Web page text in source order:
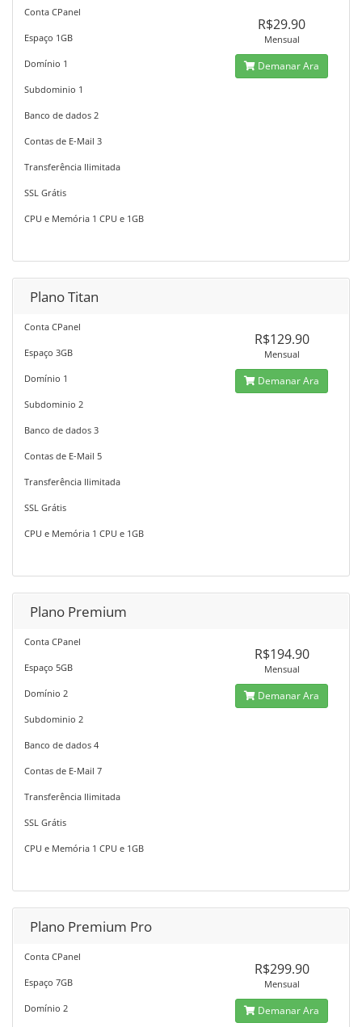
Conta CPanel
Espaço 1GB
Domínio 1
Subdominio 1
Banco de dados 2
Contas de E-Mail 3
Transferência Ilimitada
SSL Grátis
CPU e Memória 1 CPU e 1GB
R$29.90
Mensual
Demanar Ara
Plano Titan
Conta CPanel
Espaço 3GB
Domínio 1
Subdominio 2
Banco de dados 3
Contas de E-Mail 5
Transferência Ilimitada
SSL Grátis
CPU e Memória 1 CPU e 1GB
R$129.90
Mensual
Demanar Ara
Plano Premium
Conta CPanel
Espaço 5GB
Domínio 2
Subdominio 2
Banco de dados 4
Contas de E-Mail 7
Transferência Ilimitada
SSL Grátis
CPU e Memória 1 CPU e 1GB
R$194.90
Mensual
Demanar Ara
Plano Premium Pro
Conta CPanel
Espaço 7GB
Domínio 2
R$299.90
Mensual
Demanar Ara